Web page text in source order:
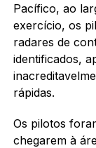
Pacífico, ao
exercício, os
radares de
identificados,
rápidas.
Os pilotos
chegarem à